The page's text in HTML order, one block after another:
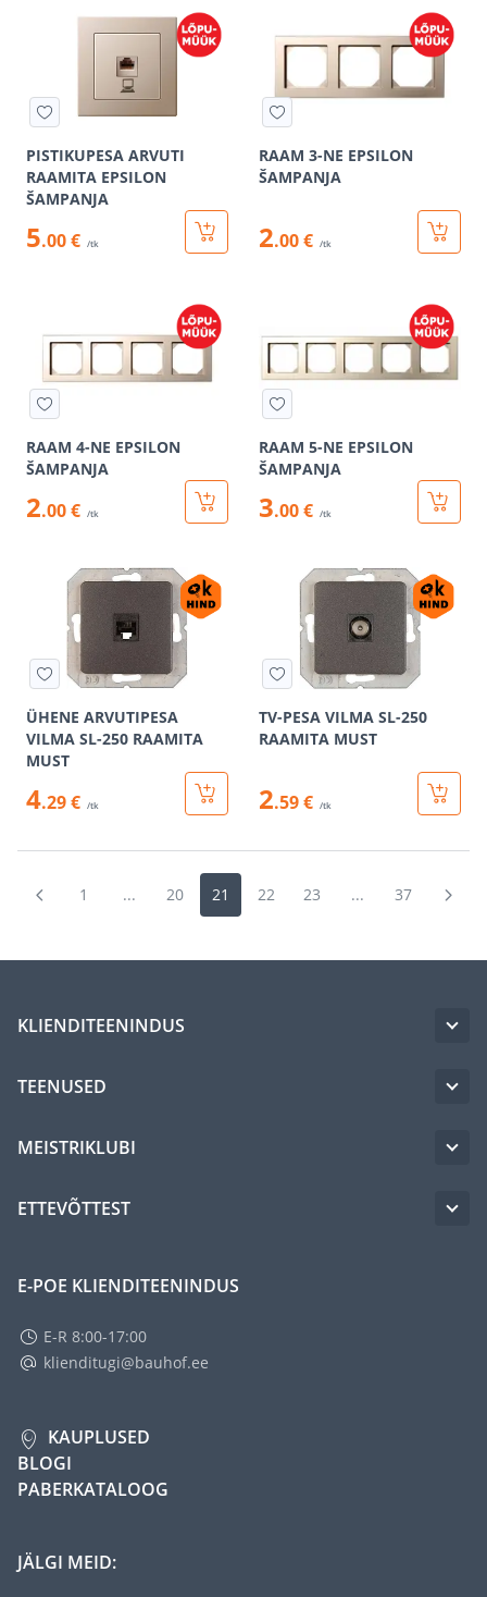
PISTIKUPESA ARVUTI
RAAMITA EPSILON
ŠAMPANJA
5.00 € /tk
RAAM 3-NE EPSILON
ŠAMPANJA
2.00 € /tk
RAAM 4-NE EPSILON
ŠAMPANJA
2.00 € /tk
RAAM 5-NE EPSILON
ŠAMPANJA
3.00 € /tk
ÜHENE ARVUTIPESA
VILMA SL-250 RAAMITA
MUST
4.29 € /tk
TV-PESA VILMA SL-250
RAAMITA MUST
2.59 € /tk
1 ... 20 21 22 23 ... 37
KLIENDITEENINDUS
TEENUSED
MEISTRIKLUBI
ETTEVÕTTEST
E-POE KLIENDITEENINDUS
E-R 8:00-17:00
klienditugi@bauhof.ee
KAUPLUSED
BLOGI
PABERKATALOOG
JÄLGI MEID: